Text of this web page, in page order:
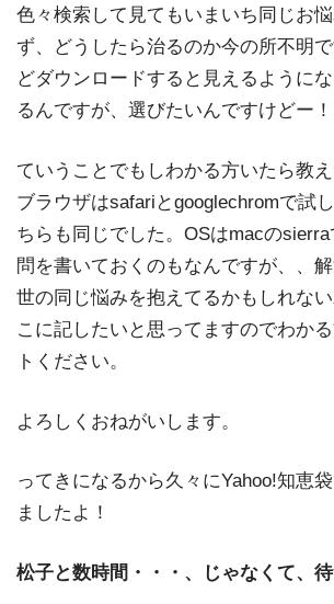
色々検索して見てもいまいち同じお
ず、どうしたら治るのか今の所不明
どダウンロードすると見えるように
るんですが、選びたいんですけどー！
ていうことでもしわかる方いたら教え
ブラウザはsafariとgooglechromで試
ちらも同じでした。OSはmacの
問を書いておくのもなんですが、、
世の同じ悩みを抱えてるかもしれな
こに記したいと思ってますのでわか
トください。
よろしくおねがいします。
ってきになるから久々にYahoo!知恵
ましたよ！
松子と数時間・・・、じゃなくて、待